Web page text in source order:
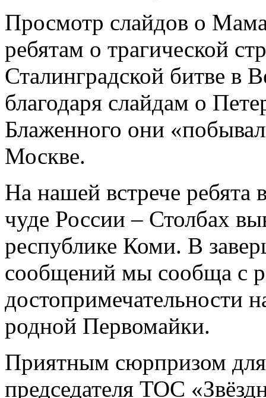
Просмотр слайдов о
ребятам о трагической
Сталинградской битве в
благодаря слайдам о
Блаженного они
Москве.
На нашей встрече
чуде России – Столбах
республике Коми. В
сообщений мы сообща с
достопримечательности
родной Первомайки.
Приятным сюрпризом для
председателя ТОС